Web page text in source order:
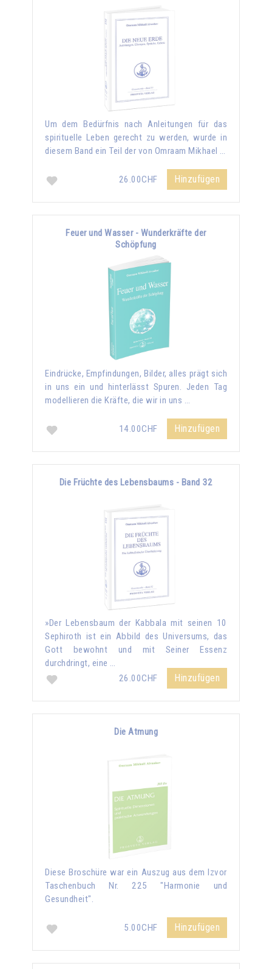
Um dem Bedürfnis nach Anleitungen für das
spirituelle Leben gerecht zu werden, wurde in
diesem Band ein Teil der von Omraam Mikhael …
26.00CHF Hinzufügen
Feuer und Wasser - Wunderkräfte der
Schöpfung
Eindrücke, Empfindungen, Bilder, alles prägt sich
in uns ein und hinterlässt Spuren. Jeden Tag
modellieren die Kräfte, die wir in uns …
14.00CHF Hinzufügen
Die Früchte des Lebensbaums - Band 32
»Der Lebensbaum der Kabbala mit seinen 10
Sephiroth ist ein Abbild des Universums, das
Gott bewohnt und mit Seiner Essenz
durchdringt, eine …
26.00CHF
Hinzufügen
Die Atmung
Diese Broschüre war ein Auszug aus dem Izvor
Taschenbuch Nr. 225 "Harmonie und
Gesundheit".
5.00CHF Hinzufügen